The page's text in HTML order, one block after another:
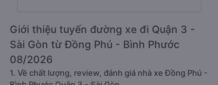
Giới thiệu tuyến đường xe đi Quận 3 -
Sài Gòn từ Đồng Phú - Bình Phước
08/2026
1. Về chất lượng, review, đánh giá nhà xe Đồng Phú -